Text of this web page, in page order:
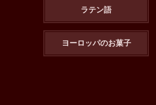
ラテン語
ヨーロッパのお菓子